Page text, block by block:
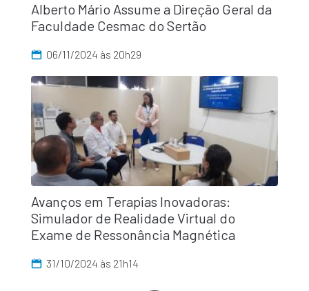
Alberto Mário Assume a Direção Geral da
Faculdade Cesmac do Sertão
06/11/2024 às 20h29
Avanços em Terapias Inovadoras:
Simulador de Realidade Virtual do
Exame de Ressonância Magnética
31/10/2024 às 21h14